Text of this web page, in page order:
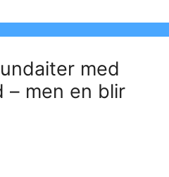
med
– men en blir